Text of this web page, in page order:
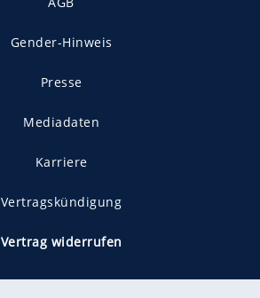
Gender-Hinweis
Presse
Mediadaten
Karriere
Vertragskündigung
Vertrag widerrufen